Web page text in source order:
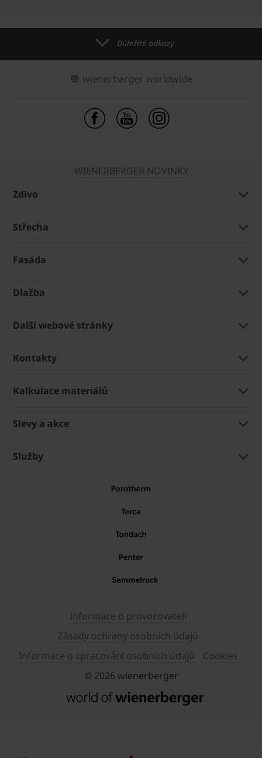
Důležité odkazy
wienerberger worldwide
WIENERBERGER NOVINKY
Zdivo
Střecha
Fasáda
Dlažba
Další webové stránky
Kontakty
Kalkulace materiálů
Slevy a akce
Služby
Informace o provozovateli
Zásady ochrany osobních údajů
Informace o zpracování osobních údajů
Cookies
© 2026 wienerberger